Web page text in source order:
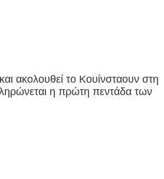
ακολουθεί το Κουίνσταουν στη
η πρώτη πεντάδα των